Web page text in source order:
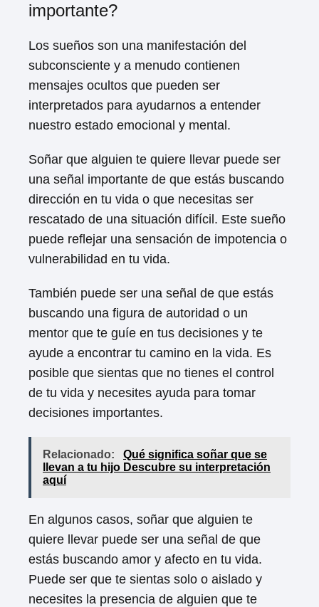
importante?
Los sueños son una manifestación del
subconsciente y a menudo contienen
mensajes ocultos que pueden ser
interpretados para ayudarnos a entender
nuestro estado emocional y mental.
Soñar que alguien te quiere llevar puede ser
una señal importante de que estás buscando
dirección en tu vida o que necesitas ser
rescatado de una situación difícil. Este sueño
puede reflejar una sensación de impotencia o
vulnerabilidad en tu vida.
También puede ser una señal de que estás
buscando una figura de autoridad o un
mentor que te guíe en tus decisiones y te
ayude a encontrar tu camino en la vida. Es
posible que sientas que no tienes el control
de tu vida y necesites ayuda para tomar
decisiones importantes.
Relacionado:
Qué significa soñar que se
llevan a tu hijo Descubre su interpretación
aquí
En algunos casos, soñar que alguien te
quiere llevar puede ser una señal de que
estás buscando amor y afecto en tu vida.
Puede ser que te sientas solo o aislado y
necesites la presencia de alguien que te